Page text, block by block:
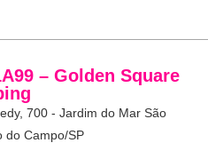
– Golden Square
700 - Jardim do Mar São
do Campo/SP